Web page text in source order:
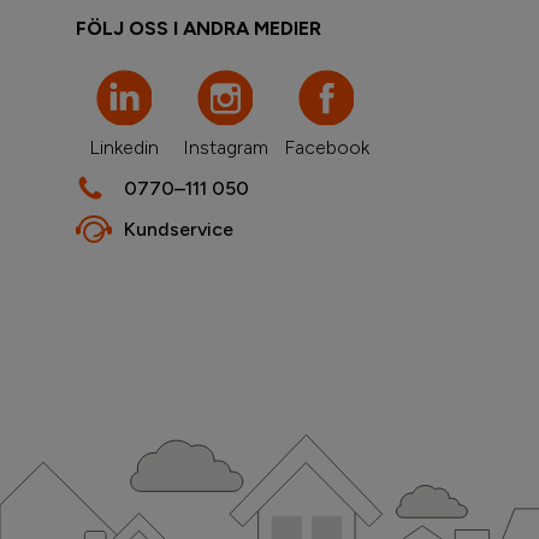
FÖLJ OSS I ANDRA MEDIER
Linkedin Instagram
Facebook
0770–111 050
Kundservice